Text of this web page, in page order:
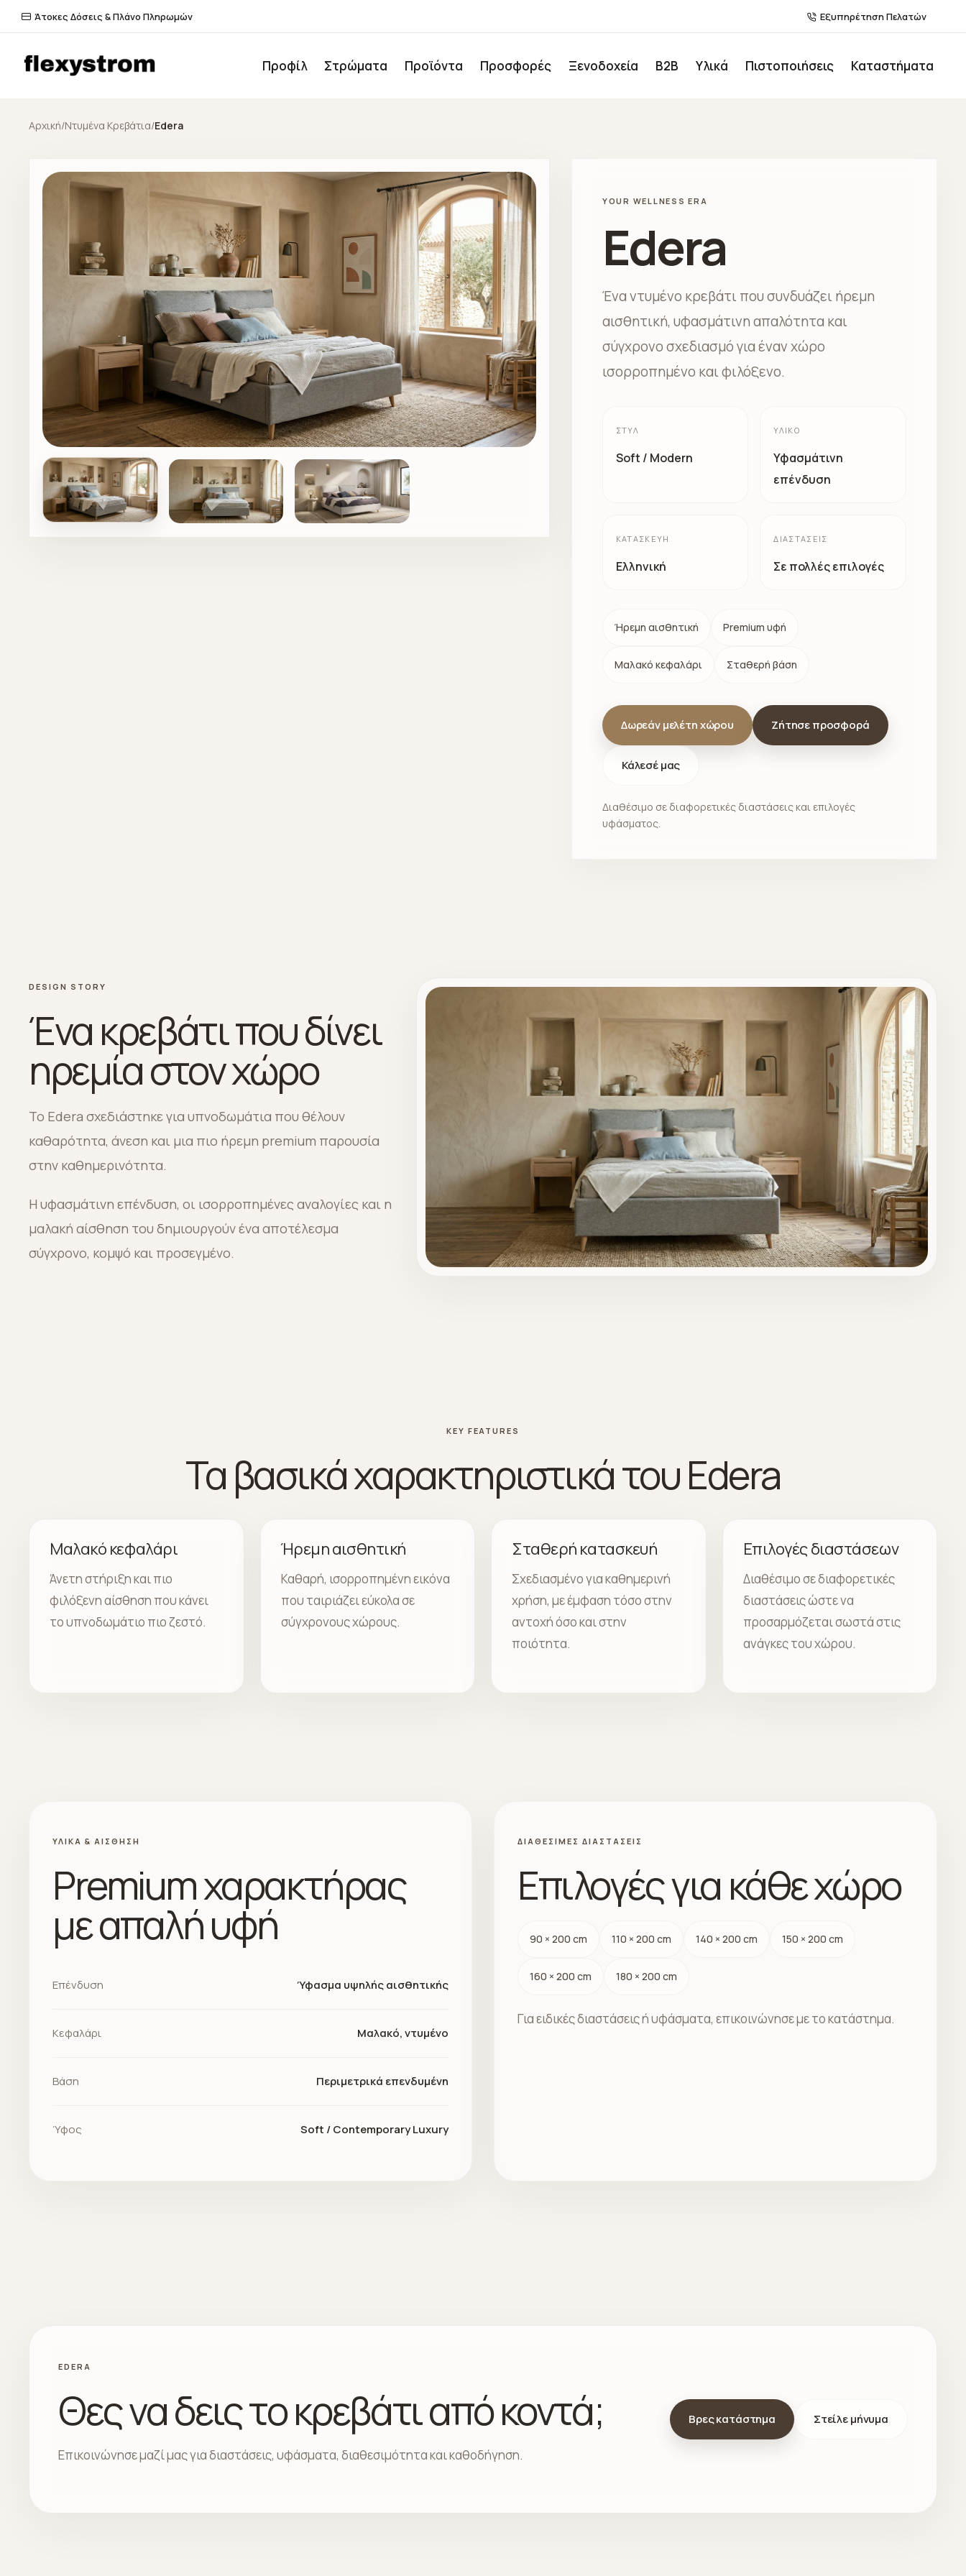
Άτοκες Δόσεις & Πλάνο Πληρωμών Εξυπηρέτηση Πελατών
Προφίλ Στρώματα Προϊόντα Προσφορές Ξενοδοχεία Β2Β Υλικά Πιστοποιήσεις Καταστήματα
Αρχική/Ντυμένα Κρεβάτια/Edera
YOUR WELLNESS ERA
Edera
Ένα ντυμένο κρεβάτι που συνδυάζει ήρεμη
αισθητική, υφασμάτινη απαλότητα και
σύγχρονο σχεδιασμό για έναν χώρο
ισορροπημένο και φιλόξενο.
ΣΤΥΛ
Soft / Modern
ΥΛΙΚΌ
Υφασμάτινη
επένδυση
ΚΑΤΑΣΚΕΥΉ
Ελληνική
ΔΙΑΣΤΆΣΕΙΣ
Σε πολλές επιλογές
Ήρεμη αισθητική Premium υφή
Μαλακό κεφαλάρι Σταθερή βάση
Δωρεάν μελέτη χώρου Ζήτησε προσφορά
Κάλεσέ μας
Διαθέσιμο σε διαφορετικές διαστάσεις και επιλογές
υφάσματος.
DESIGN STORY
Ένα κρεβάτι που δίνει
ηρεμία στον χώρο
Το Edera σχεδιάστηκε για υπνοδωμάτια που θέλουν
καθαρότητα, άνεση και μια πιο ήρεμη premium παρουσία
στην καθημερινότητα.
Η υφασμάτινη επένδυση, οι ισορροπημένες αναλογίες και η
μαλακή αίσθηση του δημιουργούν ένα αποτέλεσμα
σύγχρονο, κομψό και προσεγμένο.
KEY FEATURES
Τα βασικά χαρακτηριστικά του Edera
Μαλακό κεφαλάρι
Άνετη στήριξη και πιο
φιλόξενη αίσθηση που κάνει
το υπνοδωμάτιο πιο ζεστό.
Ήρεμη αισθητική
Καθαρή, ισορροπημένη εικόνα
που ταιριάζει εύκολα σε
σύγχρονους χώρους.
Σταθερή κατασκευή
Σχεδιασμένο για καθημερινή
χρήση, με έμφαση τόσο στην
αντοχή όσο και στην
ποιότητα.
Επιλογές διαστάσεων
Διαθέσιμο σε διαφορετικές
διαστάσεις ώστε να
προσαρμόζεται σωστά στις
ανάγκες του χώρου.
ΥΛΙΚΆ & ΑΊΣΘΗΣΗ
Premium χαρακτήρας
με απαλή υφή
Επένδυση Ύφασμα υψηλής αισθητικής
Κεφαλάρι Μαλακό, ντυμένο
Βάση Περιμετρικά επενδυμένη
Ύφος Soft / Contemporary Luxury
ΔΙΑΘΈΣΙΜΕΣ ΔΙΑΣΤΆΣΕΙΣ
Επιλογές για κάθε χώρο
90 × 200 cm 110 × 200 cm 140 × 200 cm 150 × 200 cm
160 × 200 cm 180 × 200 cm
Για ειδικές διαστάσεις ή υφάσματα, επικοινώνησε με το κατάστημα.
EDERA
Θες να δεις το κρεβάτι από κοντά;
Επικοινώνησε μαζί μας για διαστάσεις, υφάσματα, διαθεσιμότητα και καθοδήγηση.
Βρες κατάστημα Στείλε μήνυμα